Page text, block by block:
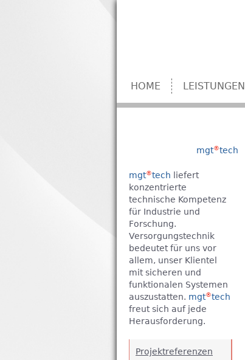
HOME LEISTUNGEN
mgt®tech
mgt®tech liefert
konzentrierte
technische Kompetenz
für Industrie und
Forschung.
Versorgungstechnik
bedeutet für uns vor
allem, unser Klientel
mit sicheren und
funktionalen Systemen
auszustatten. mgt®tech
freut sich auf jede
Herausforderung.
Projektreferenzen